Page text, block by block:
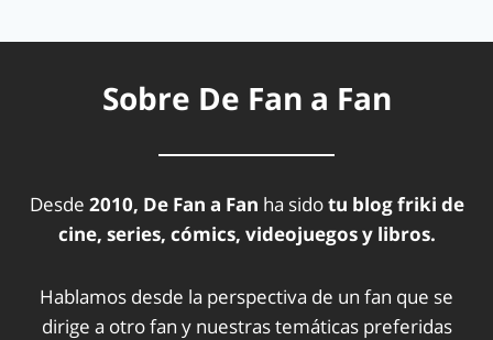
Sobre De Fan a Fan
Desde 2010, De Fan a Fan ha sidotu blog friki de
cine, series, cómics, videojuegos y libros.
Hablamos desde la perspectiva de un fan que se
dirige a otro fan y nuestras temáticas preferidas